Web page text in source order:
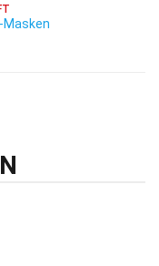
Masken